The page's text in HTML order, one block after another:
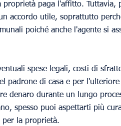
paga l'affitto.
accordo utile, soprattutto
poiché anche l'agente si
spese legali, costi di
padrone di casa e per
denaro durante un lungo
spesso puoi aspettarti più
la proprietà.